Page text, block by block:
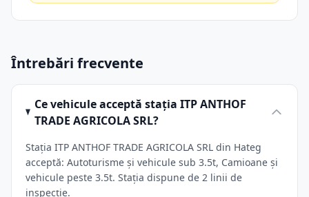
Întrebări frecvente
Ce vehicule acceptă stația ITP ANTHOF
TRADE AGRICOLA SRL?
Stația ITP ANTHOF TRADE AGRICOLA SRL din Hateg
acceptă: Autoturisme și vehicule sub 3.5t, Camioane și
vehicule peste 3.5t. Stația dispune de 2 linii de
inspecție.